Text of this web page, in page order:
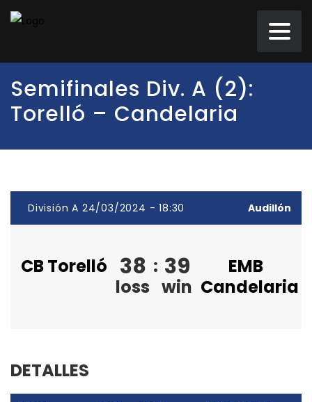
Semifinales Div. A (2):
Torelló – Candelaria
División A 24/03/2024 - 18:30 Audillón
CB Torelló 38
loss
: 39
win
EMB
Candelaria
DETALLES